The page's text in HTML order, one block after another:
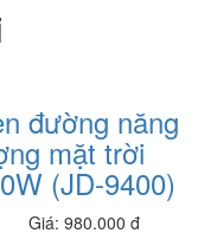
TH6)-4G-
6200U.( TH6)- 4G-
5300 U.( TH5)- 4G-
đường năng
mặt trời
(JD-9400)
Giá: 980.000 đ